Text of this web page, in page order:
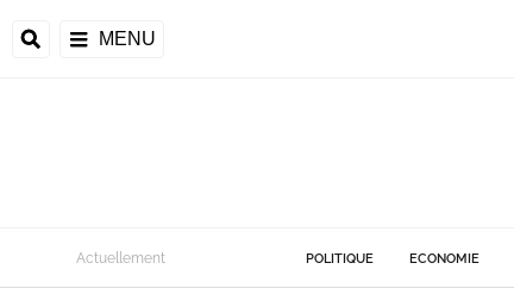
MENU
Actuellement POLITIQUE ECONOMIE